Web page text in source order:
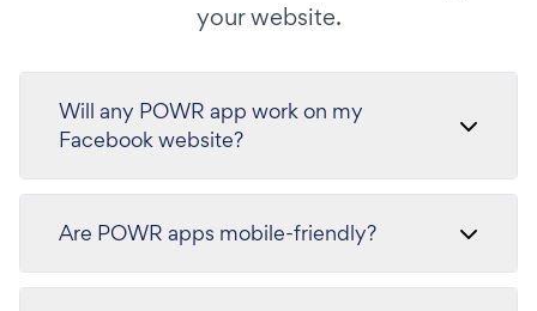
your website.
Will any POWR app work on my
Facebook website?
Are POWR apps mobile-friendly?